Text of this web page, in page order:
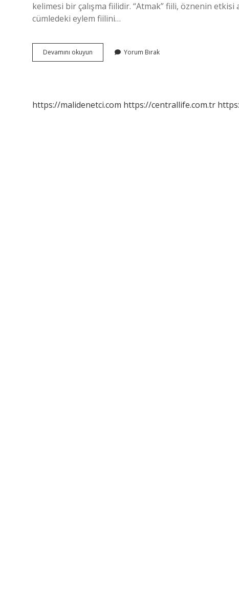
kelimesi bir çalışma fiilidir. “Atmak” fiili, öznenin
cümledeki eylem fiilini…
Devamını okuyun
Fiili
Yorum Bırak
https://malidenetci.com https://centrallife.com.tr